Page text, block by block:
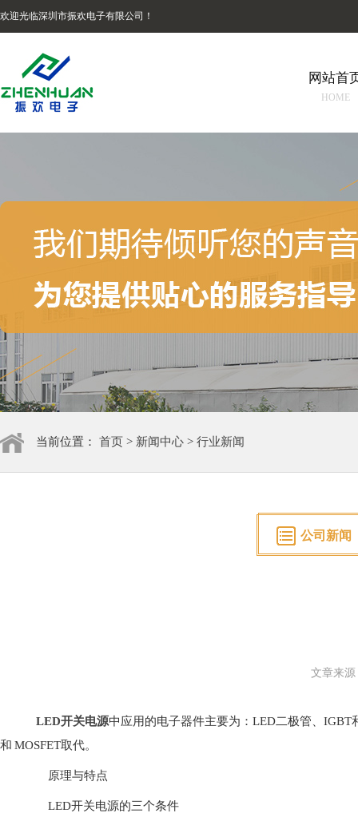
欢迎光临深圳市振欢电子有限公司！
网站首
HOME
当前位置： 首页 > 新闻中心 > 行业新闻
公司新闻
文章来
LED开关电源中应用的电子器件主要为：LED二极管、IGBT
和 MOSFET取代。
原理与特点
LED开关电源的三个条件